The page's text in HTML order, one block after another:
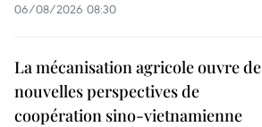
06/08/2026 08:30
La mécanisation agricole ouvre de
nouvelles perspectives de
coopération sino-vietnamienne